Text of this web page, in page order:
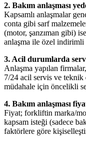
2. Bakım anlaşması
Kapsamlı anlaşmalar
conta gibi sarf
(motor, şanzıman gibi)
anlaşma ile özel indirimli
3. Acil durumlarda
Anlaşma yapılan
7/24 acil servis ve teknik
müdahale için öncelikli
4. Bakım anlaşması
Fiyat; forkliftin marka/
kapsam isteği (sadece
faktörlere göre